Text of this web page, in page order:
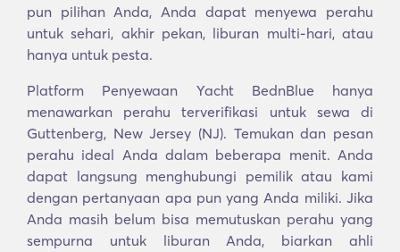
pun pilihan Anda, Anda dapat menyewa perahu
untuk sehari, akhir pekan, liburan multi-hari, atau
hanya untuk pesta.
Platform Penyewaan Yacht BednBlue hanya
menawarkan perahu terverifikasi untuk sewa di
Guttenberg, New Jersey (NJ). Temukan dan pesan
perahu ideal Anda dalam beberapa menit. Anda
dapat langsung menghubungi pemilik atau kami
dengan pertanyaan apa pun yang Anda miliki. Jika
Anda masih belum bisa memutuskan perahu yang
sempurna untuk liburan Anda, biarkan ahli